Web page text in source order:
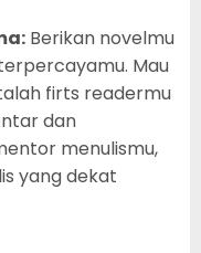
Berikan novelmu
Mau
firts readermu
dan
menulismu,
yang dekat